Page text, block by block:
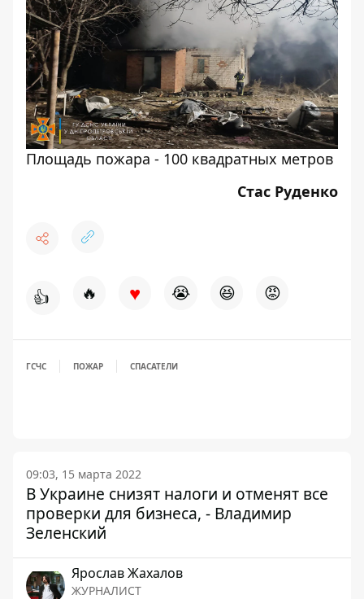
Площадь пожара - 100 квадратных метров
Стас Руденко
👍 🔥 ♥ 😭 😆 😡
ГСЧС ПОЖАР СПАСАТЕЛИ
09:03, 15 марта 2022
В Украине снизят налоги и отменят все
проверки для бизнеса, - Владимир
Зеленский
Ярослав Жахалов
ЖУРНАЛИСТ